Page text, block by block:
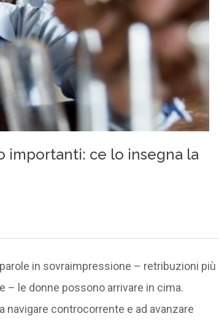
in sovraimpressione – retribuzioni più
– le donne possono arrivare in cima.
navigare controcorrente e ad avanzare